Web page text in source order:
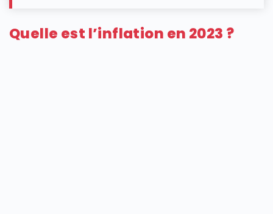
Quelle est l’inflation en 2023 ?